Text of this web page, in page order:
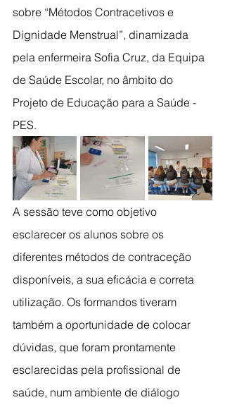
sobre “Métodos Contracetivos e
Dignidade Menstrual”, dinamizada
pela enfermeira Sofia Cruz, da Equipa
de Saúde Escolar, no âmbito do
Projeto de Educação para a Saúde -
PES.
A sessão teve como objetivo
esclarecer os alunos sobre os
diferentes métodos de contraceção
disponíveis, a sua eficácia e correta
utilização. Os formandos tiveram
também a oportunidade de colocar
dúvidas, que foram prontamente
esclarecidas pela profissional de
saúde, num ambiente de diálogo